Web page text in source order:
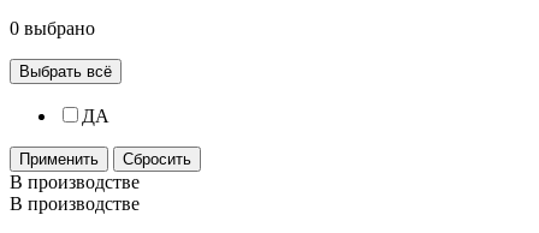
0 выбрано
Выбрать всё
ДА
Применить Сбросить
В производстве
В производстве